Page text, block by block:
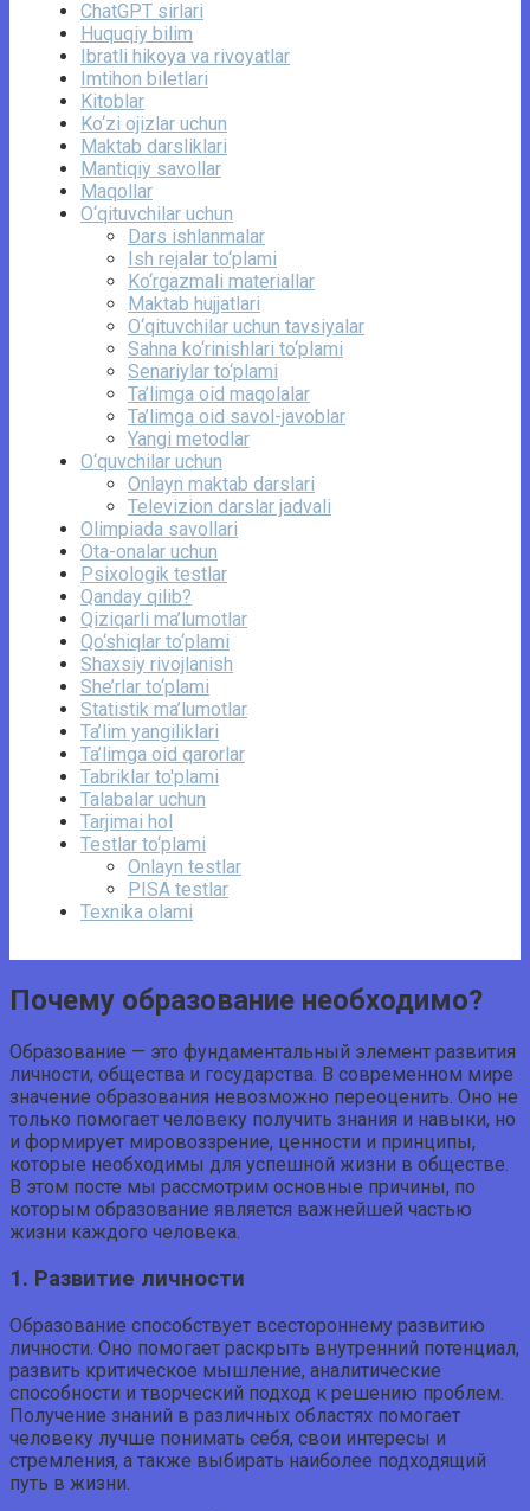
ChatGPT sirlari
Huquqiy bilim
Ibratli hikoya va rivoyatlar
Imtihon biletlari
Kitoblar
Ko‘zi ojizlar uchun
Maktab darsliklari
Mantiqiy savollar
Maqollar
O‘qituvchilar uchun
Dars ishlanmalar
Ish rejalar to‘plami
Ko‘rgazmali materiallar
Maktab hujjatlari
O‘qituvchilar uchun tavsiyalar
Sahna ko‘rinishlari to‘plami
Senariylar to‘plami
Ta’limga oid maqolalar
Ta’limga oid savol-javoblar
Yangi metodlar
O‘quvchilar uchun
Onlayn maktab darslari
Televizion darslar jadvali
Olimpiada savollari
Ota-onalar uchun
Psixologik testlar
Qanday qilib?
Qiziqarli ma’lumotlar
Qo‘shiqlar to‘plami
Shaxsiy rivojlanish
She’rlar to‘plami
Statistik ma’lumotlar
Ta’lim yangiliklari
Ta’limga oid qarorlar
Tabriklar to'plami
Talabalar uchun
Tarjimai hol
Testlar to‘plami
Onlayn testlar
PISA testlar
Texnika olami
Почему образование необходимо?
Образование — это фундаментальный элемент развития
личности, общества и государства. В современном мире
значение образования невозможно переоценить. Оно не
только помогает человеку получить знания и навыки, но
и формирует мировоззрение, ценности и принципы,
которые необходимы для успешной жизни в обществе.
В этом посте мы рассмотрим основные причины, по
которым образование является важнейшей частью
жизни каждого человека.
1. Развитие личности
Образование способствует всестороннему развитию
личности. Оно помогает раскрыть внутренний потенциал,
развить критическое мышление, аналитические
способности и творческий подход к решению проблем.
Получение знаний в различных областях помогает
человеку лучше понимать себя, свои интересы и
стремления, а также выбирать наиболее подходящий
путь в жизни.